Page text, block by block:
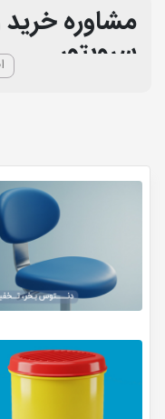
مشاوره
سرویتور
روتور و
در حین درمان زیاد
فرز ها و… درون کشو و روی
به برق یا شارژ شدن دارند
به پریز برق آن ها شارژ می
تنها تفاوت این دو وسیله
دار برای حمل و نگهداری
طبقات برای جابه جایی
کاربرد روتور و سرویتور
سرویتور ها و روتور ها از
دیزاین مطب دندانپزشکی
انجام درمان های مختلف